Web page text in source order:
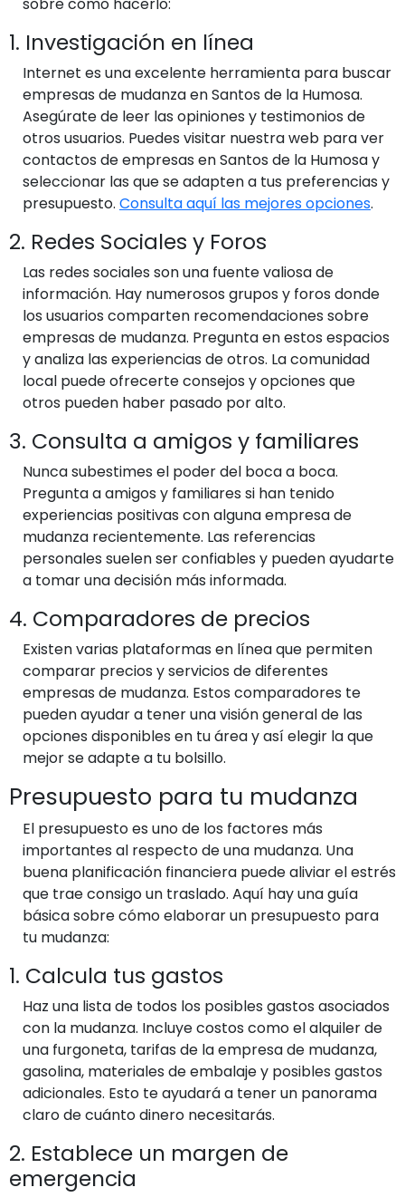
1. Investigación en línea
Internet es una excelente herramienta para buscar
empresas de mudanza en Santos de la Humosa.
Asegúrate de leer las opiniones y testimonios de
otros usuarios. Puedes visitar nuestra web para ver
contactos de empresas en Santos de la Humosa y
seleccionar las que se adapten a tus preferencias y
presupuesto. Consulta aquí las mejores opciones.
2. Redes Sociales y Foros
Las redes sociales son una fuente valiosa de
información. Hay numerosos grupos y foros donde
los usuarios comparten recomendaciones sobre
empresas de mudanza. Pregunta en estos espacios
y analiza las experiencias de otros. La comunidad
local puede ofrecerte consejos y opciones que
otros pueden haber pasado por alto.
3. Consulta a amigos y familiares
Nunca subestimes el poder del boca a boca.
Pregunta a amigos y familiares si han tenido
experiencias positivas con alguna empresa de
mudanza recientemente. Las referencias
personales suelen ser confiables y pueden ayudarte
a tomar una decisión más informada.
4. Comparadores de precios
Existen varias plataformas en línea que permiten
comparar precios y servicios de diferentes
empresas de mudanza. Estos comparadores te
pueden ayudar a tener una visión general de las
opciones disponibles en tu área y así elegir la que
mejor se adapte a tu bolsillo.
Presupuesto para tu mudanza
El presupuesto es uno de los factores más
importantes al respecto de una mudanza. Una
buena planificación financiera puede aliviar el estrés
que trae consigo un traslado. Aquí hay una guía
básica sobre cómo elaborar un presupuesto para
tu mudanza:
1. Calcula tus gastos
Haz una lista de todos los posibles gastos asociados
con la mudanza. Incluye costos como el alquiler de
una furgoneta, tarifas de la empresa de mudanza,
gasolina, materiales de embalaje y posibles gastos
adicionales. Esto te ayudará a tener un panorama
claro de cuánto dinero necesitarás.
2. Establece un margen de
emergencia